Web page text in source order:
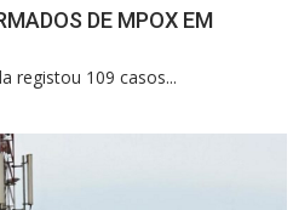
DE MPOX EM
registou 109 casos...